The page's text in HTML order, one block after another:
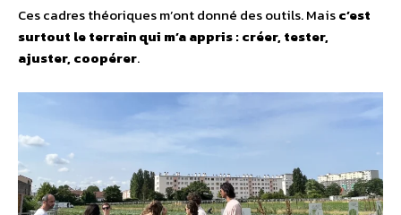
Ces cadres théoriques m’ont donné des outils. Maisc’est
surtout le terrain qui m’a appris : créer, tester,
ajuster, coopérer.